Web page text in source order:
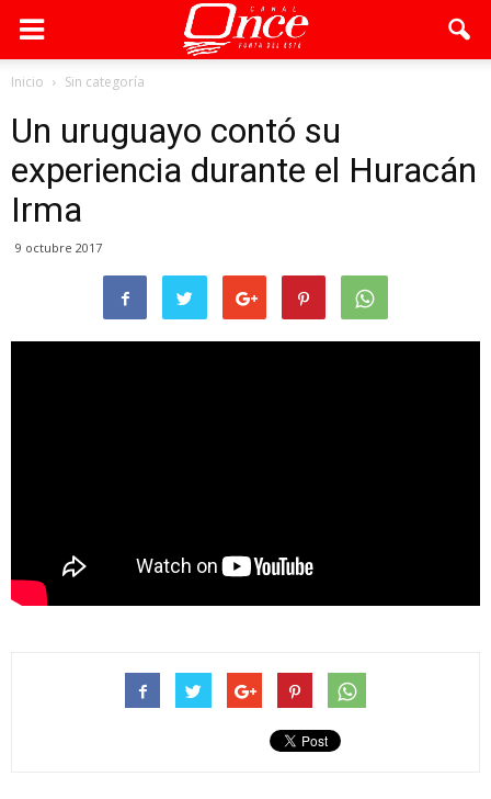
Inicio Sin categoría
Un uruguayo contó su
experiencia durante el Huracán
Irma
9 octubre 2017